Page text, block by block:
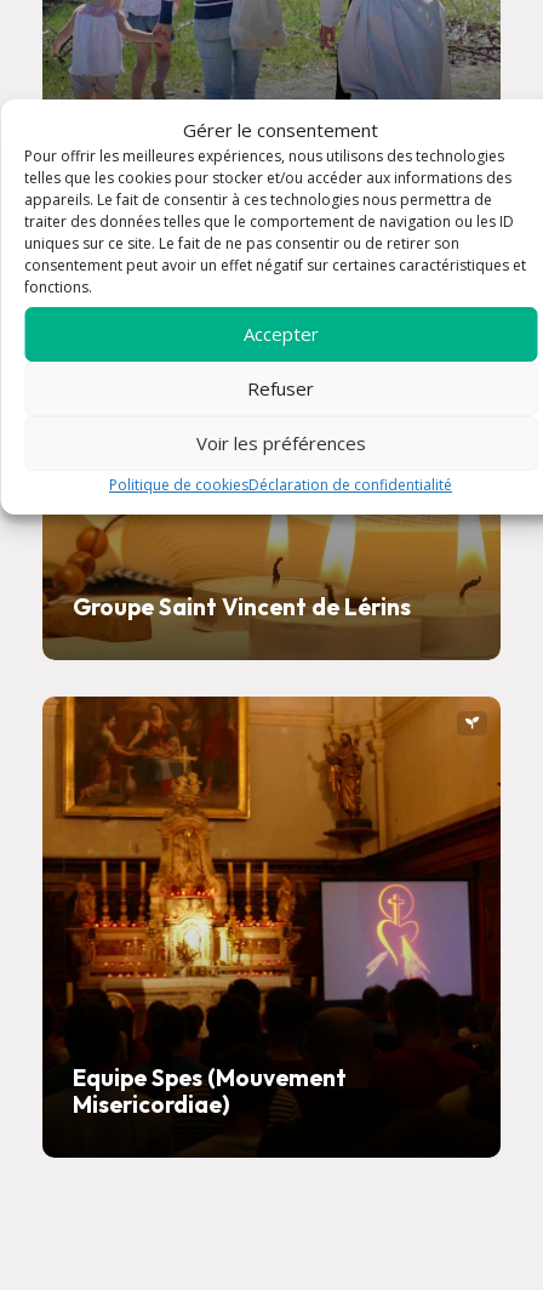
Gérer le consentement
Pour offrir les meilleures expériences, nous utilisons des technologies
telles que les cookies pour stocker et/ou accéder aux informations des
appareils. Le fait de consentir à ces technologies nous permettra de
traiter des données telles que le comportement de navigation ou les ID
uniques sur ce site. Le fait de ne pas consentir ou de retirer son
consentement peut avoir un effet négatif sur certaines caractéristiques et
fonctions.
Accepter
Refuser
Voir les préférences
Politique de cookiesDéclaration de confidentialité
Mouvement Misericordiae
Groupe Saint Vincent de Lérins
Equipe Spes (Mouvement
Misericordiae)